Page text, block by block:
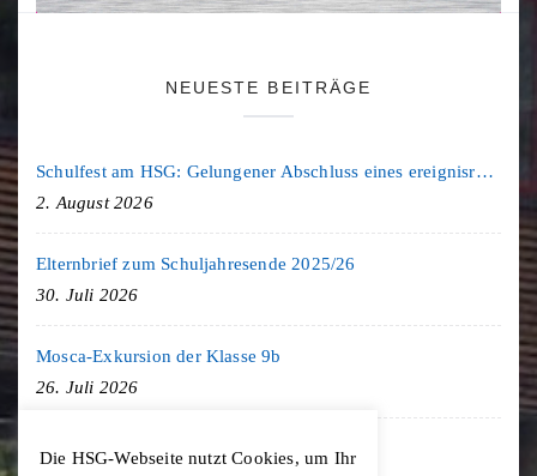
NEUESTE BEITRÄGE
Schulfest am HSG: Gelungener Abschluss eines ereignisreichen Schuljahres
2. August 2026
Elternbrief zum Schuljahresende 2025/26
30. Juli 2026
Mosca-Exkursion der Klasse 9b
26. Juli 2026
Freiburg-Exkursion des Geschichte LK
Die HSG-Webseite nutzt Cookies, um Ihr